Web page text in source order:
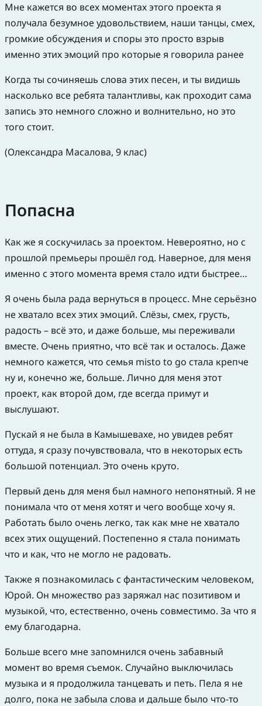
Мне кажется во всех моментах этого проекта я
получала безумное удовольствием, наши танцы, смех,
громкие обсуждения и споры это просто взрыв
именно этих эмоций про которые я говорила ранее
Когда ты сочиняешь слова этих песен, и ты видишь
насколько все ребята талантливы, как проходит сама
запись это немного сложно и волнительно, но это
того стоит.
(Олександра Масалова, 9 клас)
Попасна
Как же я соскучилась за проектом. Невероятно, но с
прошлой премьеры прошёл год. Наверное, для меня
именно с этого момента время стало идти быстрее…
Я очень была рада вернуться в процесс. Мне серьёзно
не хватало всех этих эмоций. Слёзы, смех, грусть,
радость – всё это, и даже больше, мы переживали
вместе. Очень приятно, что всё так и осталось. Даже
немного кажется, что семья misto to go стала крепче
ну и, конечно же, больше. Лично для меня этот
проект, как второй дом, где всегда примут и
выслушают.
Пускай я не была в Камышевахе, но увидев ребят
оттуда, я сразу почувствовала, что в некоторых есть
большой потенциал. Это очень круто.
Первый день для меня был намного непонятный. Я не
понимала что от меня хотят и чего вообще хочу я.
Работать было очень легко, так как мне не хватало
всех этих ощущений. Постепенно я стала понимать
что и как, что не могло не радовать.
Также я познакомилась с фантастическим человеком,
Юрой. Он множество раз заряжал нас позитивом и
музыкой, что, естественно, очень совместимо. За что я
ему благодарна.
Больше всего мне запомнился очень забавный
момент во время съемок. Случайно выключилась
музыка и я продолжила танцевать и петь. Пела я не
долго, пока не забыла слова и дальше было что-то